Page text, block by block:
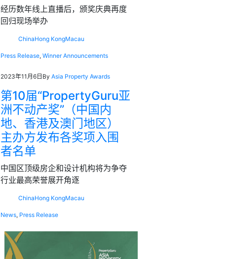
经历数年线上直播后，颁奖庆典再度
回归现场举办
ChinaHong KongMacau
Press Release,Winner Announcements
2023年11月6日 ByAsia Property Awards
第10届“PropertyGuru亚
洲不动产奖”（中国内
地、香港及澳门地区）
主办方发布各奖项入围
者名单
中国区顶级房企和设计机构将为争夺
行业最高荣誉展开角逐
ChinaHong KongMacau
News, Press Release